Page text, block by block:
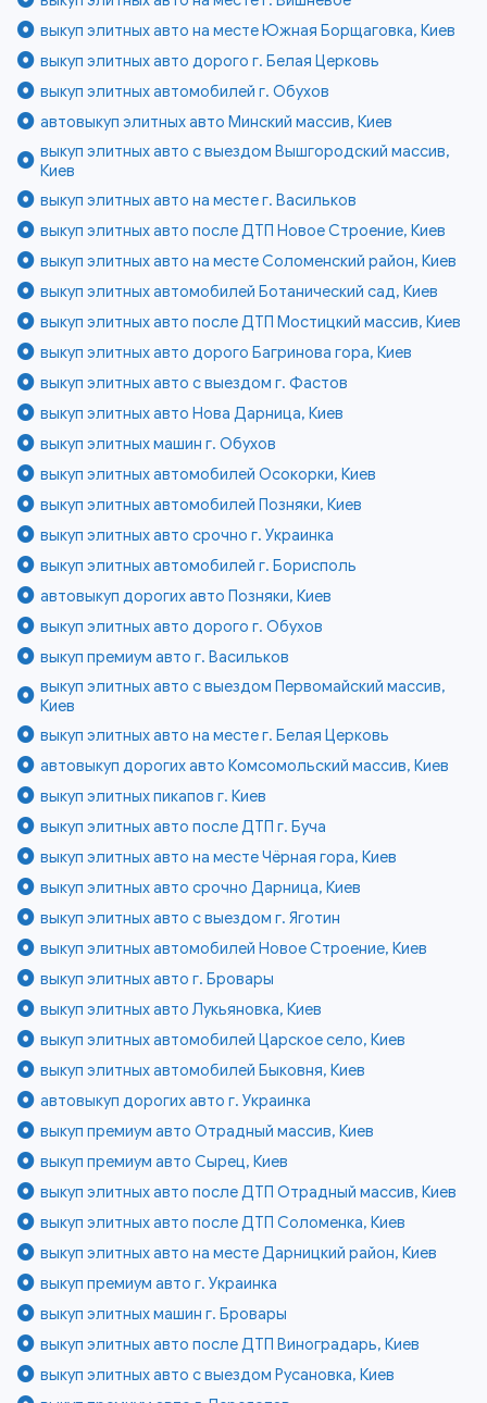
выкуп элитных авто на месте Южная Борщаговка, Киев
выкуп элитных авто дорого г. Белая Церковь
выкуп элитных автомобилей г. Обухов
автовыкуп элитных авто Минский массив, Киев
выкуп элитных авто с выездом Вышгородский массив,
Киев
выкуп элитных авто на месте г. Васильков
выкуп элитных авто после ДТП Новое Строение, Киев
выкуп элитных авто на месте Соломенский район, Киев
выкуп элитных автомобилей Ботанический сад, Киев
выкуп элитных авто после ДТП Мостицкий массив, Киев
выкуп элитных авто дорого Багринова гора, Киев
выкуп элитных авто с выездом г. Фастов
выкуп элитных авто Нова Дарница, Киев
выкуп элитных машин г. Обухов
выкуп элитных автомобилей Осокорки, Киев
выкуп элитных автомобилей Позняки, Киев
выкуп элитных авто срочно г. Украинка
выкуп элитных автомобилей г. Борисполь
автовыкуп дорогих авто Позняки, Киев
выкуп элитных авто дорого г. Обухов
выкуп премиум авто г. Васильков
выкуп элитных авто с выездом Первомайский массив,
Киев
выкуп элитных авто на месте г. Белая Церковь
автовыкуп дорогих авто Комсомольский массив, Киев
выкуп элитных пикапов г. Киев
выкуп элитных авто после ДТП г. Буча
выкуп элитных авто на месте Чёрная гора, Киев
выкуп элитных авто срочно Дарница, Киев
выкуп элитных авто с выездом г. Яготин
выкуп элитных автомобилей Новое Строение, Киев
выкуп элитных авто г. Бровары
выкуп элитных авто Лукьяновка, Киев
выкуп элитных автомобилей Царское село, Киев
выкуп элитных автомобилей Быковня, Киев
автовыкуп дорогих авто г. Украинка
выкуп премиум авто Отрадный массив, Киев
выкуп премиум авто Сырец, Киев
выкуп элитных авто после ДТП Отрадный массив, Киев
выкуп элитных авто после ДТП Соломенка, Киев
выкуп элитных авто на месте Дарницкий район, Киев
выкуп премиум авто г. Украинка
выкуп элитных машин г. Бровары
выкуп элитных авто после ДТП Виноградарь, Киев
выкуп элитных авто с выездом Русановка, Киев